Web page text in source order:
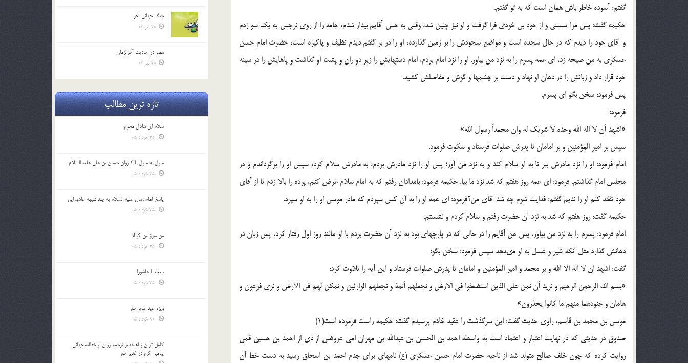
گفتم: آسوده خاطر باش همان است كه به تو گفتم.
حكيمه گفت: پس مرا سستى و از خود بى خودى فرا گرفت و او نيز چنين شد، وقتى به حس آقايم بيدار شدم، جامه را از روى نرجس به يك سو زدم
و آقاى خود را ديدم كه در حال سجده است و مواضع سجودش را بر زمين گذارده، او را در بر گفتم ديدم نظيف و پاكيزه است، حضرت امام حسن
عسكرى به من صيحه زد، اى عمه پسرم را به نزد من بياور. او را نزد امام بردم، امام دستهايش را زير دو ران و پشت او گذاشت و پاهايش را در سينه
خود قرار داد و زبانش را در دهان او نهاد و دست بر چشمها و گوش و مفاصلش كشيد.
پس فرمود: سخن بگو اى پسرم.
فرمود:
«اشهد أن لا اله الله وحده لا شريك له وان محمداً رسول الله»
سپس بر امير المؤمنين و بر امامان تا پدرش صلوات فرستاد و سكوت فرمود.
امام فرمود: او را نزد مادرش ببر تا به او سلام كند و به نزد من آور؛ پس او را نزد مادرش بردم، به مادرش سلام كرد، سپس او را برگرداندم و در
مجلس امام گذاشتم. فرمود: اى عمه روز هفتم كه شد نزد ما بيا. حكيمه فرمود: بامدادان رفتم كه به امام سلام عرض كنم، پرده را بالا زدم تا از آقاى
خود تفقد كنم او را نديم گفتم: فدايت شوم چه شد آقاى من؟فرمود: اى عمه او را به آن كس سپردم كه مادر موسى او را به او سپرد.
حكيمه گفت: روز هفتم كه شد به نزد آن حضرت رفتم و سلام كردم و نشستم.
امام فرمود: پسرم را به نزد من بياور، پس من آقايم را در حالى كه در پارچه‏اى بود به نزد آن حضرت بردم با او مانند روز اول رفتار كرد، پس زبان در
دهانش گذارد مثل آنكه شير و عسل به او مى‏دهد سپس فرمود: سخن بگو:
گفت: اشهد ان لا اله الا الله و بر محمد و امير المؤمنين و امامان تا پدرش صلوات فرستاد و اين آيه را تلاوت كرد:
«بسم الله الرحمن الرحيم و نريد أن نمن على الذين استضعفوا فى الارض و نجعلهم أئمة و نجعلهم الوارثين و نمكن لهم فى الارض و نرى فرعون و
هامان و جنودهما منهم ما كانوا يحذرون»
موسى بن محمد بن قاسم، راوى حديث گفت: اين سرگذشت را عقيد خادم پرسيدم گفت: حكيمه راست فرموده است(1)
صدوق در حديثى كه در نهايت اعتبار و اعتماد است به واسطه احمد بن الحسن بن عبدالله بن مهران امى عروضى از دى از احمد بن حسين قمى
روايت كرده كه چون خلف صالح متولد شد از ناحيه حضرت امام حسن عسكرى (ع) نامه‏اى براى جدم احمد بن اسحاق رسيد به دست خط آن
جنگ جهاني آخر
28 تیر 03
مصر در احادیث آخرالزمان
28 تیر 03
تازه ترین مطالب
سلام ای هلال محرم
منزل به منزل با کاروان حسین بن علی علیه السلام
پاسخ امام زمان علیه السلام به چند شبهه عاشورایی
من سرزمین کربلا
بیعت با عاشورا
ویژه عید غدیر خم
کامل ترین پیام غدیر ترجمه روان از خطابه جهانی
پیامبر اکرم در غدیر خم